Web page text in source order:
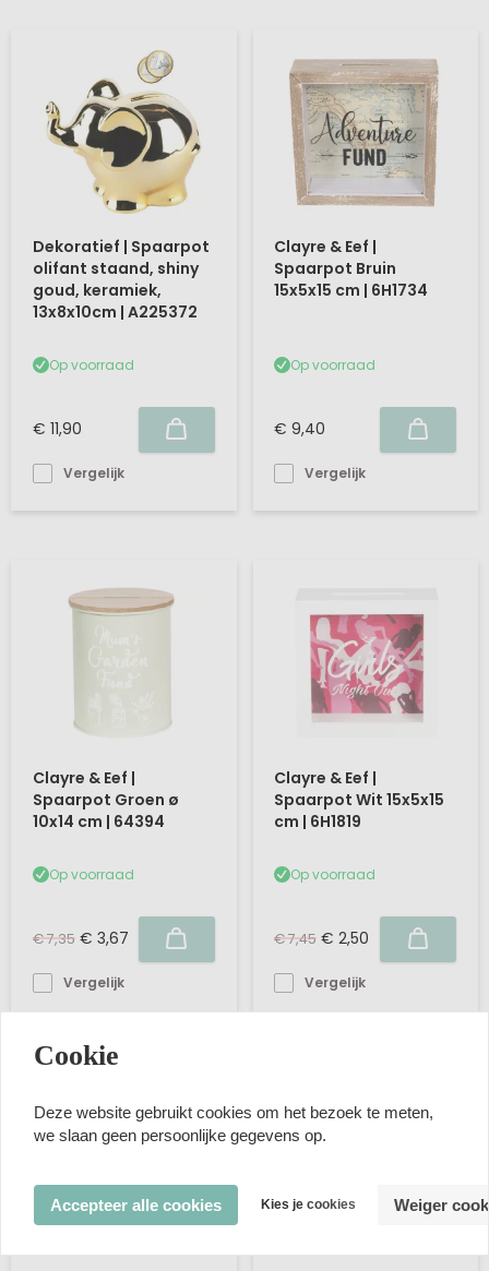
Dekoratief | Spaarpot
olifant staand, shiny
goud, keramiek,
13x8x10cm | A225372
Op voorraad
€ 11,90
Vergelijk
Clayre & Eef |
Spaarpot Bruin
15x5x15 cm | 6H1734
Op voorraad
€ 9,40
Vergelijk
Clayre & Eef |
Spaarpot Groen ø
10x14 cm | 64394
Op voorraad
€ 7,35 € 3,67
Vergelijk
Clayre & Eef |
Spaarpot Wit 15x5x15
cm | 6H1819
Op voorraad
€ 7,45 € 2,50
Vergelijk
Cookie
Deze website gebruikt cookies om het bezoek te meten,
we slaan geen persoonlijke gegevens op.
Accepteer alle cookies Kies je cookies Weiger